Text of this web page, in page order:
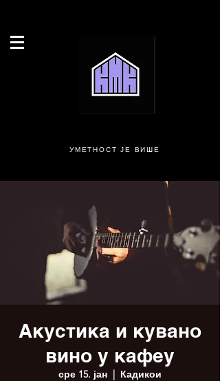
УМЕТНОСТ ЈЕ ВИШЕ
Акустика и кувано
вино у кафеу
сре 15. јан
  |
Кадикои